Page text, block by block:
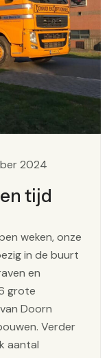
2024
tijd
weken, onze
in de buurt
en
grote
Doorn
Verder
aantal